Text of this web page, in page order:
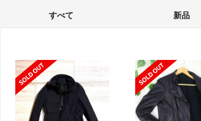
すべて 新品